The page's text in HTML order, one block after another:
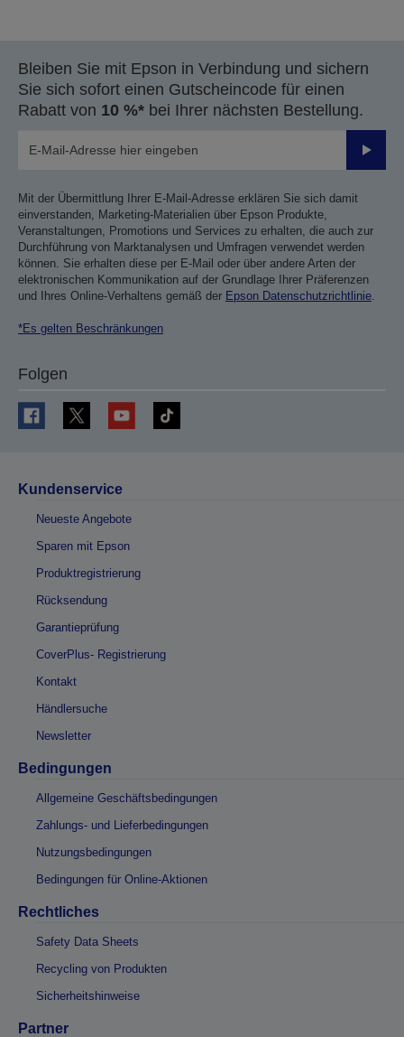
Bleiben Sie mit Epson in Verbindung und sichern
Sie sich sofort einen Gutscheincode für einen
Rabatt von 10 %* bei Ihrer nächsten Bestellung.
Mit der Übermittlung Ihrer E-Mail-Adresse erklären Sie sich damit
einverstanden, Marketing-Materialien über Epson Produkte,
Veranstaltungen, Promotions und Services zu erhalten, die auch zur
Durchführung von Marktanalysen und Umfragen verwendet werden
können. Sie erhalten diese per E-Mail oder über andere Arten der
elektronischen Kommunikation auf der Grundlage Ihrer Präferenzen
und Ihres Online-Verhaltens gemäß der Epson Datenschutzrichtlinie.
*Es gelten Beschränkungen
Folgen
Kundenservice
Neueste Angebote
Sparen mit Epson
Produktregistrierung
Rücksendung
Garantieprüfung
CoverPlus- Registrierung
Kontakt
Händlersuche
Newsletter
Bedingungen
Allgemeine Geschäftsbedingungen
Zahlungs- und Lieferbedingungen
Nutzungsbedingungen
Bedingungen für Online-Aktionen
Rechtliches
Safety Data Sheets
Recycling von Produkten
Sicherheitshinweise
Partner